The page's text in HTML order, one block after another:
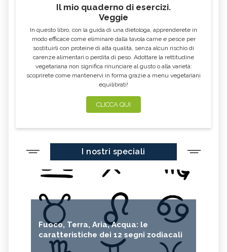
Il mio quaderno di esercizi.
Veggie
In questo libro, con la guida di una dietologa, apprenderete in
modo efficace come eliminare dalla tavola carne e pesce per
sostituirli con proteine di alta qualità, senza alcun rischio di
carenze alimentari o perdita di peso. Adottare la rettitudine
vegetariana non significa rinunciare al gusto o alla varietà:
scoprirete come mantenervi in forma grazie a menu vegetariani
equilibrati!
CLICCA QUI
I nostri speciali
Fuoco, Terra, Aria, Acqua: le
caratteristiche dei 12 segni zodiacali